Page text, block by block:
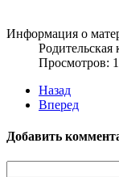
Информация о
Родительская
Просмотров:
Назад
Вперед
Добавить